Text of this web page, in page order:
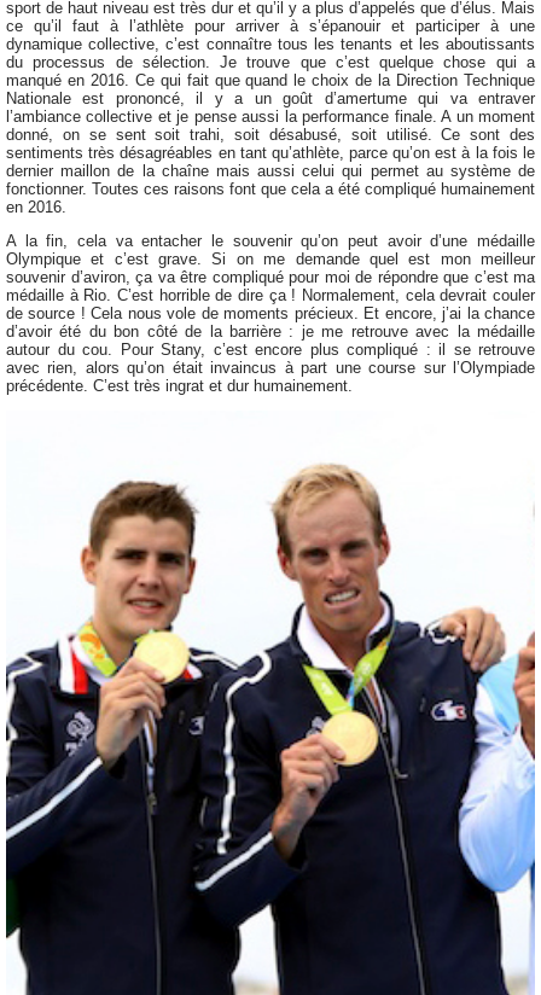
sport de haut niveau est très dur et qu’il y a plus d’appelés que d’élus. Mais
ce qu’il faut à l’athlète pour arriver à s’épanouir et participer à une
dynamique collective, c’est connaître tous les tenants et les aboutissants
du processus de sélection. Je trouve que c’est quelque chose qui a
manqué en 2016. Ce qui fait que quand le choix de la Direction Technique
Nationale est prononcé, il y a un goût d’amertume qui va entraver
l’ambiance collective et je pense aussi la performance finale. A un moment
donné, on se sent soit trahi, soit désabusé, soit utilisé. Ce sont des
sentiments très désagréables en tant qu’athlète, parce qu’on est à la fois le
dernier maillon de la chaîne mais aussi celui qui permet au système de
fonctionner. Toutes ces raisons font que cela a été compliqué humainement
en 2016.
A la fin, cela va entacher le souvenir qu’on peut avoir d’une médaille
Olympique et c’est grave. Si on me demande quel est mon meilleur
souvenir d’aviron, ça va être compliqué pour moi de répondre que c’est ma
médaille à Rio. C’est horrible de dire ça ! Normalement, cela devrait couler
de source ! Cela nous vole de moments précieux. Et encore, j’ai la chance
d’avoir été du bon côté de la barrière : je me retrouve avec la médaille
autour du cou. Pour Stany, c’est encore plus compliqué : il se retrouve
avec rien, alors qu’on était invaincus à part une course sur l’Olympiade
précédente. C’est très ingrat et dur humainement.